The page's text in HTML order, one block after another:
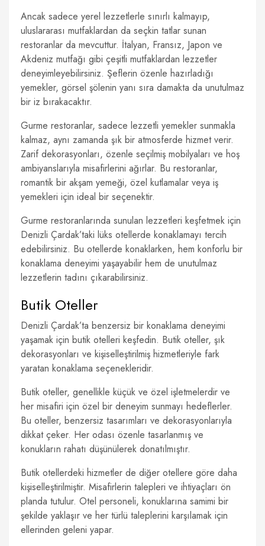
Ancak sadece yerel lezzetlerle sınırlı kalmayıp,
uluslararası mutfaklardan da seçkin tatlar sunan
restoranlar da mevcuttur. İtalyan, Fransız, Japon ve
Akdeniz mutfağı gibi çeşitli mutfaklardan lezzetler
deneyimleyebilirsiniz. Şeflerin özenle hazırladığı
yemekler, görsel şölenin yanı sıra damakta da unutulmaz
bir iz bırakacaktır.
Gurme restoranlar, sadece lezzetli yemekler sunmakla
kalmaz, aynı zamanda şık bir atmosferde hizmet verir.
Zarif dekorasyonları, özenle seçilmiş mobilyaları ve hoş
ambiyanslarıyla misafirlerini ağırlar. Bu restoranlar,
romantik bir akşam yemeği, özel kutlamalar veya iş
yemekleri için ideal bir seçenektir.
Gurme restoranlarında sunulan lezzetleri keşfetmek için
Denizli Çardak’taki lüks otellerde konaklamayı tercih
edebilirsiniz. Bu otellerde konaklarken, hem konforlu bir
konaklama deneyimi yaşayabilir hem de unutulmaz
lezzetlerin tadını çıkarabilirsiniz.
Butik Oteller
Denizli Çardak’ta benzersiz bir konaklama deneyimi
yaşamak için butik otelleri keşfedin. Butik oteller, şık
dekorasyonları ve kişiselleştirilmiş hizmetleriyle fark
yaratan konaklama seçenekleridir.
Butik oteller, genellikle küçük ve özel işletmelerdir ve
her misafiri için özel bir deneyim sunmayı hedeflerler.
Bu oteller, benzersiz tasarımları ve dekorasyonlarıyla
dikkat çeker. Her odası özenle tasarlanmış ve
konukların rahatı düşünülerek donatılmıştır.
Butik otellerdeki hizmetler de diğer otellere göre daha
kişiselleştirilmiştir. Misafirlerin talepleri ve ihtiyaçları ön
planda tutulur. Otel personeli, konuklarına samimi bir
şekilde yaklaşır ve her türlü taleplerini karşılamak için
ellerinden geleni yapar.